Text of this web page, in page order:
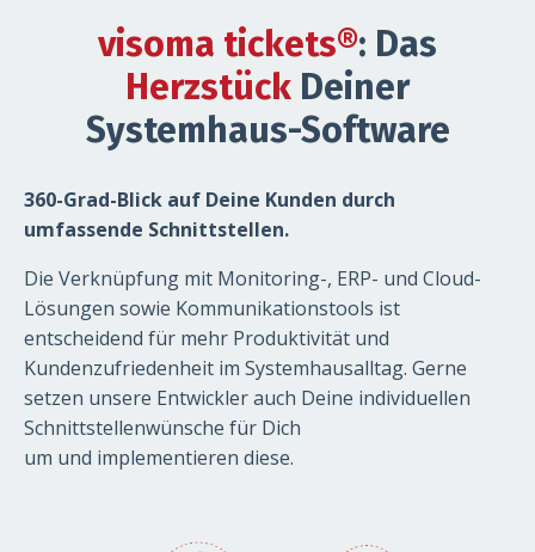
visoma tickets®: Das
Herzstück Deiner
Systemhaus-Software
360-Grad-Blick auf Deine Kunden durch
umfassende Schnittstellen.
Die Verknüpfung mit Monitoring-, ERP- und Cloud-
Lösungen sowie Kommunikationstools ist
entscheidend für mehr Produktivität und
Kundenzufriedenheit im Systemhausalltag. Gerne
setzen unsere Entwickler auch Deine individuellen
Schnittstellenwünsche für Dich
um und implementieren diese.